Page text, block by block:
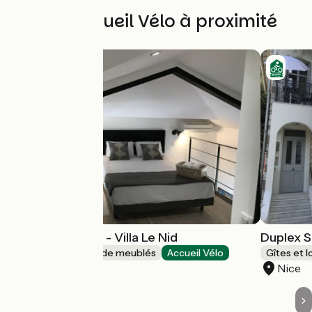
Autres Accueil Vélo à proximité
Duplex Diamant - Villa Le Nid
Gîtes et locations de meublés Accueil Vélo
Duplex
Gîtes et
Nice